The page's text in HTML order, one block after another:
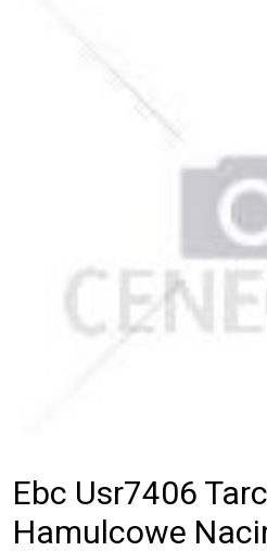
Ebc Usr7406
Hamulcowe